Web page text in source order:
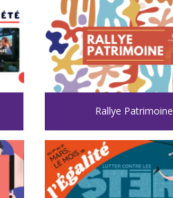
Rallye Patrimoine